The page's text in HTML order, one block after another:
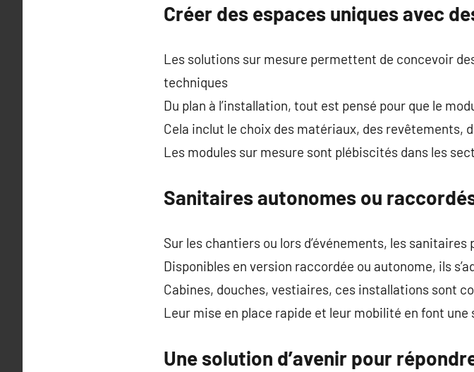
Créer des espaces uniques avec
Les solutions sur mesure permettent de concevoir
techniques
Du plan à l’installation, tout est pensé pour que le
Cela inclut le choix des matériaux, des revêtements,
Les modules sur mesure sont plébiscités dans les
Sanitaires autonomes ou
Sur les chantiers ou lors d’événements, les
Disponibles en version raccordée ou autonome, ils
Cabines, douches, vestiaires, ces installations sont
Leur mise en place rapide et leur mobilité en font
Une solution d’avenir pour